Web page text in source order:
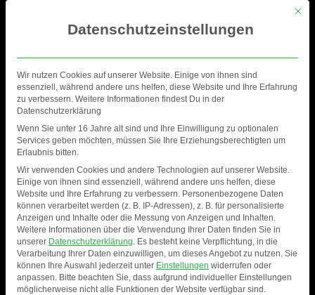
DORF- UND ERNTEFEST
IN PAMPOW
Mit
Datenschutzeinstellungen
Wir nutzen Cookies auf unserer Website. Einige von ihnen sind
essenziell, während andere uns helfen, diese Website und Ihre Erfahrung
zu verbessern. Weitere Informationen findest Du in der
Datenschutzerklärung
Wenn Sie unter 16 Jahre alt sind und Ihre Einwilligung zu optionalen
Services geben möchten, müssen Sie Ihre Erziehungsberechtigten um
Erlaubnis bitten.
Wir verwenden Cookies und andere Technologien auf unserer Website.
Einige von ihnen sind essenziell, während andere uns helfen, diese
Website und Ihre Erfahrung zu verbessern. Personenbezogene Daten
können verarbeitet werden (z. B. IP-Adressen), z. B. für personalisierte
Anzeigen und Inhalte oder die Messung von Anzeigen und Inhalten.
Weitere Informationen über die Verwendung Ihrer Daten finden Sie in
unserer Datenschutzerklärung. Es besteht keine Verpflichtung, in die
Verarbeitung Ihrer Daten einzuwilligen, um dieses Angebot zu nutzen. Sie
können Ihre Auswahl jederzeit unter Einstellungen widerrufen oder
anpassen. Bitte beachten Sie, dass aufgrund individueller Einstellungen
möglicherweise nicht alle Funktionen der Website verfügbar sind.